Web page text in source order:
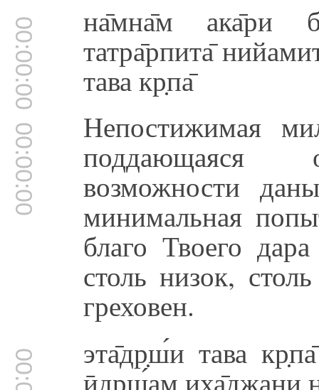
00:00:00 на̄мна̄м ака̄ри
татра̄рпита̄
тава кр̣па̄
00:00:00 Непостижимая
поддающаяся
возможности
минимальная
благо Твоего
столь низок,
греховен.
эта̄др̣ш́и тава
ӣдр̣ш́ам иха̄джани